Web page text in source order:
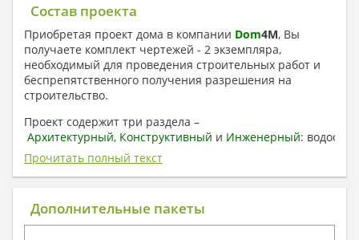
Состав проекта
Приобретая проект дома в компании Dom4M, Вы
получаете комплект чертежей - 2 экземпляра,
необходимый для проведения строительных работ и
беспрепятственного получения разрешения на
строительство.
Проект содержит три раздела –
Архитектурный, Конструктивный и Инженерный:
отопление, вентиляция, канализация,
электроснабжение (приобретается за дополнительную
плату) + Пояснительная записка.
1. Архитектурный раздел:
Прочитать полный текст
Дополнительные пакеты